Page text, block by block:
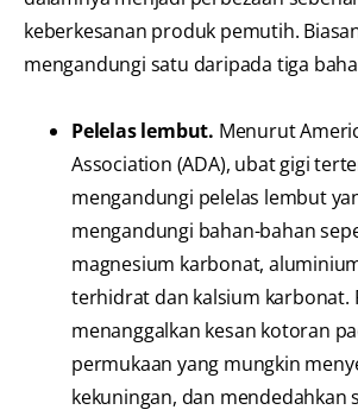
keberkesanan produk pemutih.
mengandungi satu daripada tiga
Pelelas lembut. Menurut
Association (ADA), ubat gigi
mengandungi pelelas lembut
mengandungi bahan-bahan
magnesium karbonat,
terhidrat dan kalsium karbonat.
menanggalkan kesan kotoran
permukaan yang mungkin
kekuningan, dan mendedahkan